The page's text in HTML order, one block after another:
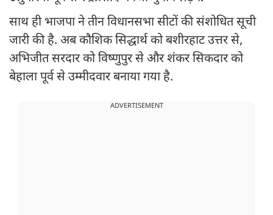
साथ ही भाजपा ने तीन विधानसभा सीटों की संशोधित सूची
जारी की है. अब कौशिक सिद्धार्थ को बशीरहाट उत्तर से,
अभिजीत सरदार को विष्णुपुर से और शंकर सिकदार को
बेहाला पूर्व से उम्मीदवार बनाया गया है.
ADVERTISEMENT